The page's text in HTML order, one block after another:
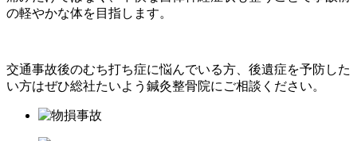
の軽やかな体を目指します。
交通事故後のむち打ち症に悩んでいる方、後遺症を予防した
い方はぜひ総社たいよう鍼灸整骨院にご相談ください。